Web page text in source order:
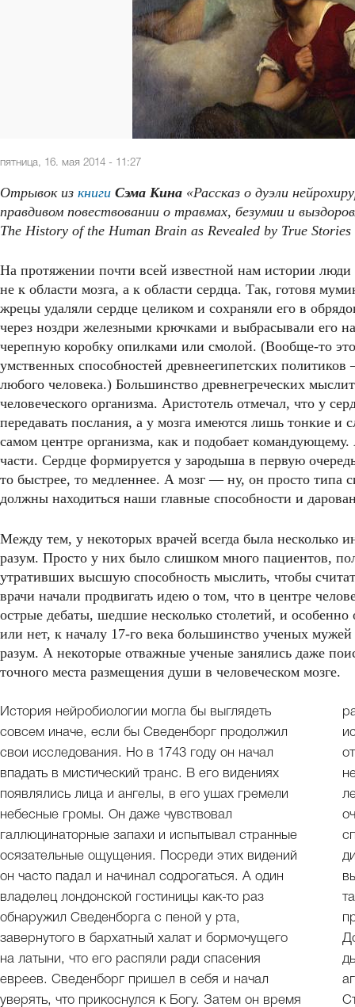
пятница, 16. мая 2014 - 11:27
Отрывок из книги Сэма Кина «Рассказ о дуэли
правдивом повествовании о травмах, безумии и
The History of the Human Brain as Revealed by True
На протяжении почти всей известной нам истории
не к области мозга, а к области сердца. Так, готовя
жрецы удаляли сердце целиком и сохраняли его в
через ноздри железными крючками и выбрасывали его
черепную коробку опилками или смолой. (Вообще-то это
умственных способностей древнеегипетских
любого человека.) Большинство древнегреческих
человеческого организма. Аристотель отмечал, что у
передавать послания, а у мозга имеются лишь тонкие и
самом центре организма, как и подобает
части. Сердце формируется у зародыша в первую
то быстрее, то медленнее. А мозг — ну, он просто типа
должны находиться наши главные способности и
Между тем, у некоторых врачей всегда была несколько
разум. Просто у них было слишком много пациентов,
утративших высшую способность мыслить, чтобы
врачи начали продвигать идею о том, что в центре
острые дебаты, шедшие несколько столетий, и
или нет, к началу 17-го века большинство ученых
разум. А некоторые отважные ученые занялись даже
точного места размещения души в человеческом мозге.
История нейробиологии могла бы выглядеть
совсем иначе, если бы Сведенборг продолжил
свои исследования. Но в 1743 году он начал
впадать в мистический транс. В его видениях
появлялись лица и ангелы, в его ушах гремели
небесные громы. Он даже чувствовал
галлюцинаторные запахи и испытывал странные
осязательные ощущения. Посреди этих видений
он часто падал и начинал содрогаться. А один
владелец лондонской гостиницы как-то раз
обнаружил Сведенборга с пеной у рта,
завернутого в бархатный халат и бормочущего
на латыни, что его распяли ради спасения
евреев. Сведенборг пришел в себя и начал
уверять, что прикоснулся к Богу. Затем он время